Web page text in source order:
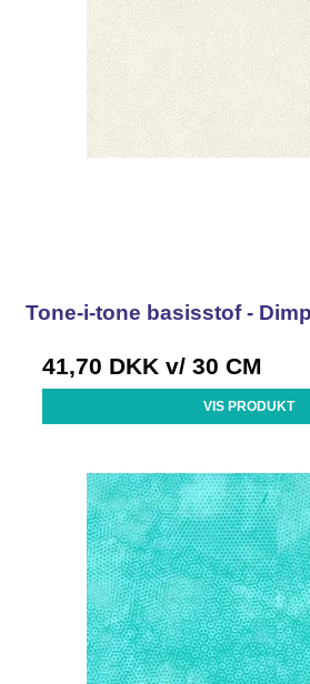
Tone-i-tone basisstof -
41,70 DKK v/ 30 CM
VIS PRODUKT